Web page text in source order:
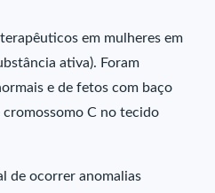
em mulheres em
ativa). Foram
e de fetos com baço
C no tecido
de ocorrer anomalias